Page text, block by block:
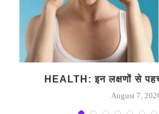
HEALTH: इन लक्षणों से
August 7,